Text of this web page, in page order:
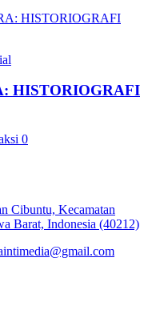
HISTORIOGRAFI
0
Cibuntu, Kecamatan
Barat, Indonesia (40212)